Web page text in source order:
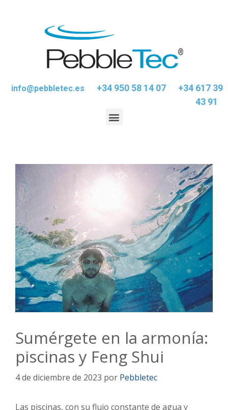
info@pebbletec.es +34 950 58 14 07
+34 617 39
43 91
Sumérgete en la armonía:
piscinas y Feng Shui
4 de diciembre de 2023 por Pebbletec
Las piscinas, con su flujo constante de agua y